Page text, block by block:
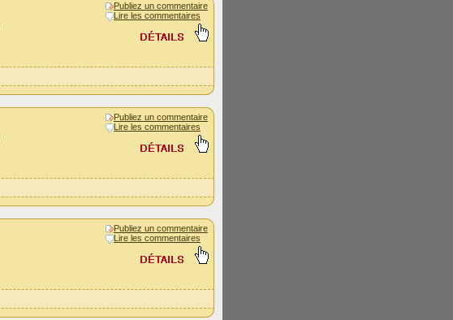
Publiez un commentaire
Lire les commentaires
Publiez un commentaire
Lire les commentaires
Publiez un commentaire
Lire les commentaires